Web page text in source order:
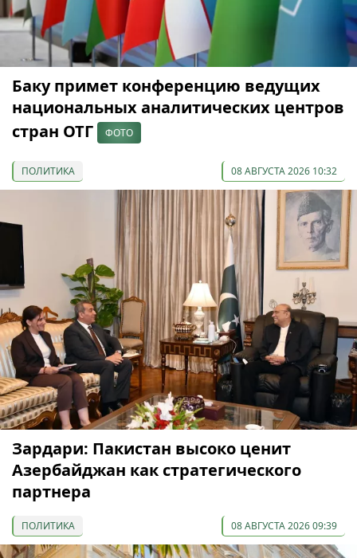
Баку примет конференцию ведущих
национальных аналитических центров
стран ОТГ
ФОТО
ПОЛИТИКА 08 АВГУСТА 2026 10:32
Зардари: Пакистан высоко ценит
Азербайджан как стратегического
партнера
ПОЛИТИКА 08 АВГУСТА 2026 09:39